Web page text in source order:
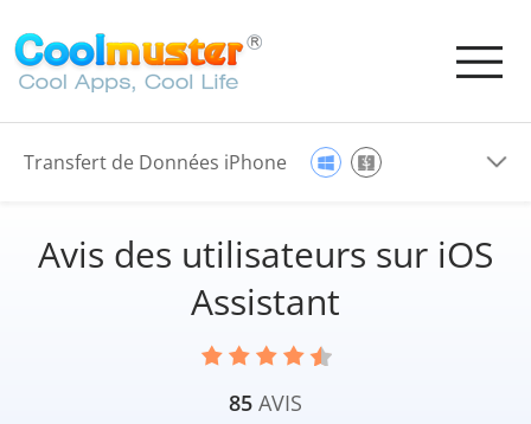
Transfert de Données iPhone
Avis des utilisateurs sur iOS
Assistant
85 AVIS